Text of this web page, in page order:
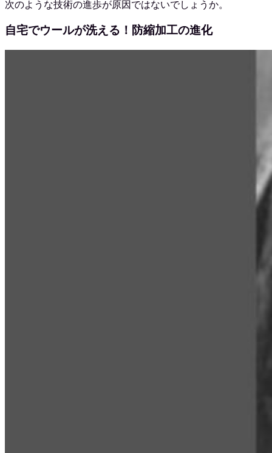
次のような技術の進歩が原因ではないでしょうか。
自宅でウールが洗える！防縮加工の進化